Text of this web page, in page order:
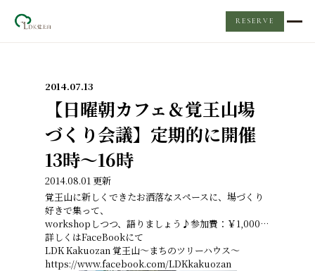
RESERVE
レンタルスペース
LDKについて
Event & News
ケータリング
2014.07.13
【日曜朝カフェ＆覚王山場
づくり会議】定期的に開催
13時～16時
2014.08.01 更新
覚王山に新しくできたお洒落なスペースに、場づくり
好きで集って、
workshopしつつ、語りましょう♪参加費：￥1,000…
詳しくはFaceBookにて
LDK Kakuozan 覚王山～まちのツリーハウス～
https://www.facebook.com/LDKkakuozan